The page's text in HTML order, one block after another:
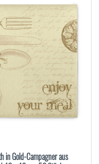
in Gold-Campagner aus